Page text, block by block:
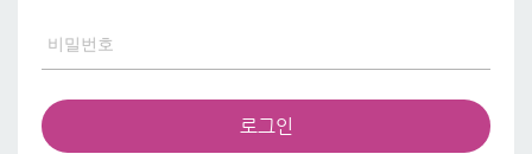
로그인